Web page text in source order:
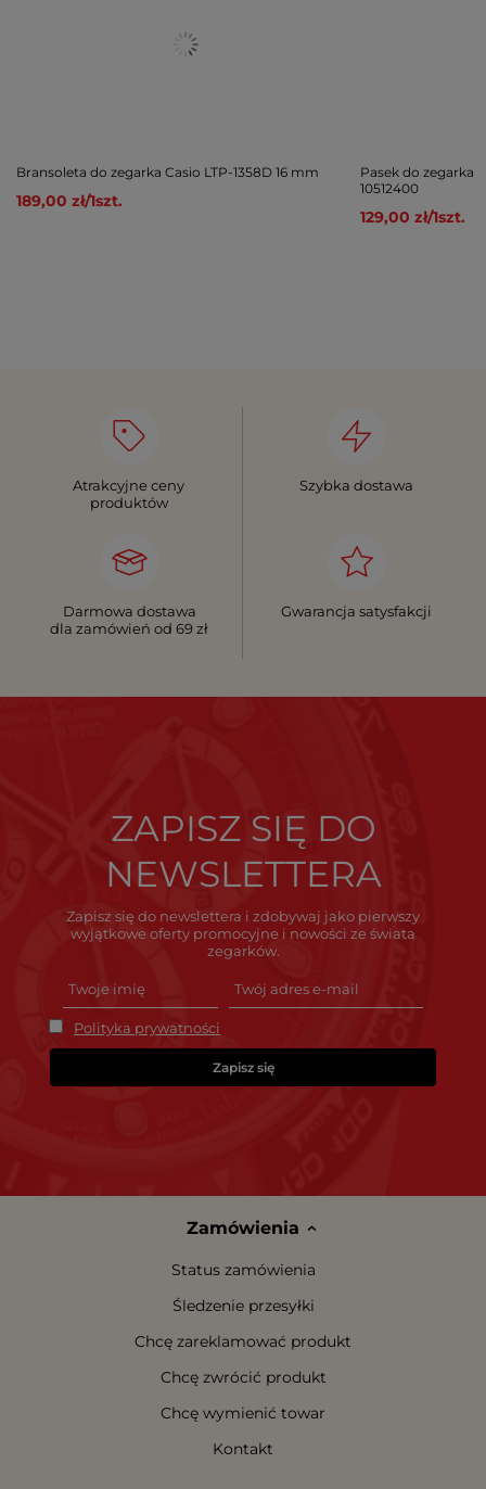
Bransoleta do zegarka Casio LTP-1358D 16 mm
189,00 zł/1szt.
Pasek do zegarka
10512400
129,00 zł/1szt.
Atrakcyjne ceny
produktów
Szybka dostawa
Darmowa dostawa
dla zamówień od 69 zł
Gwarancja satysfakcji
ZAPISZ SIĘ DO
NEWSLETTERA
Zapisz się do newslettera i zdobywaj jako pierwszy
wyjątkowe oferty promocyjne i nowości ze świata
zegarków.
Polityka prywatności
Zapisz się
Zamówienia
Status zamówienia
Śledzenie przesyłki
Chcę zareklamować produkt
Chcę zwrócić produkt
Chcę wymienić towar
Kontakt